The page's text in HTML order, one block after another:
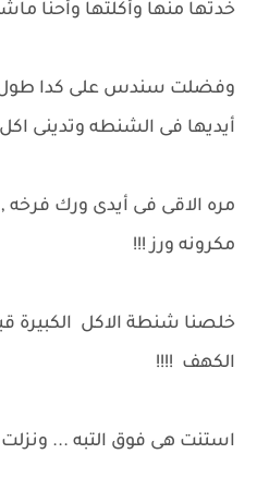
خدتها منها وأكلتها وأحنا
وفضلت سندس على كدا طول
أيديها فى الشنطه وتدينى
مره الاقى فى أيدى ورك
مكرونه ورز !!!
خلصنا شنطة الاكل الكبيرة
الكهف !!!!
استنت هى فوق التبه ... ونزلت